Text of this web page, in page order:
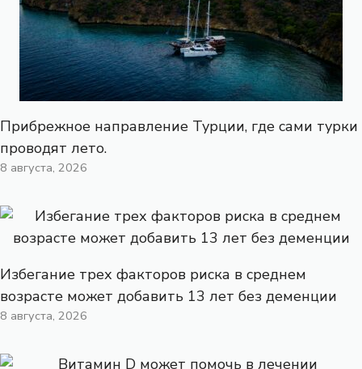
Прибрежное направление Турции, где сами турки
проводят лето.
8 августа, 2026
Избегание трех факторов риска в среднем
возрасте может добавить 13 лет без деменции
8 августа, 2026